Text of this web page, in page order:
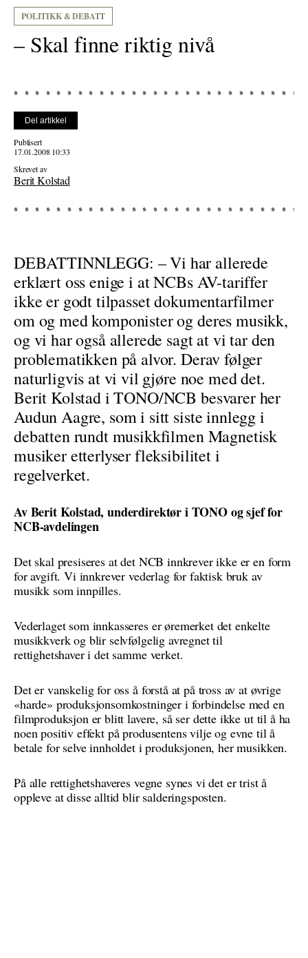
POLITIKK & DEBATT
– Skal finne riktig nivå
Del artikkel
Publisert
17.01.2008 10:33
Skrevet av
Berit Kolstad
DEBATTINNLEGG: – Vi har allerede
erklært oss enige i at NCBs AV-tariffer
ikke er godt tilpasset dokumentarfilmer
om og med komponister og deres musikk,
og vi har også allerede sagt at vi tar den
problematikken på alvor. Derav følger
naturligvis at vi vil gjøre noe med det.
Berit Kolstad i TONO/NCB besvarer her
Audun Aagre, som i sitt siste innlegg i
debatten rundt musikkfilmen Magnetisk
musiker etterlyser fleksibilitet i
regelverket.
Av Berit Kolstad, underdirektør i TONO og sjef for
NCB-avdelingen
Det skal presiseres at det NCB innkrever ikke er en form
for avgift. Vi innkrever vederlag for faktisk bruk av
musikk som innpilles.
Vederlaget som innkasseres er øremerket det enkelte
musikkverk og blir selvfølgelig avregnet til
rettighetshaver i det samme verket.
Det er vanskelig for oss å forstå at på tross av at øvrige
«harde» produksjonsomkostninger i forbindelse med en
filmproduksjon er blitt lavere, så ser dette ikke ut til å ha
noen positiv effekt på produsentens vilje og evne til å
betale for selve innholdet i produksjonen, her musikken.
På alle rettighetshaveres vegne synes vi det er trist å
oppleve at disse alltid blir salderingsposten.